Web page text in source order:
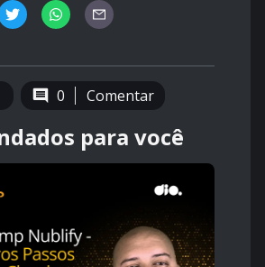
0 Comentar
para você